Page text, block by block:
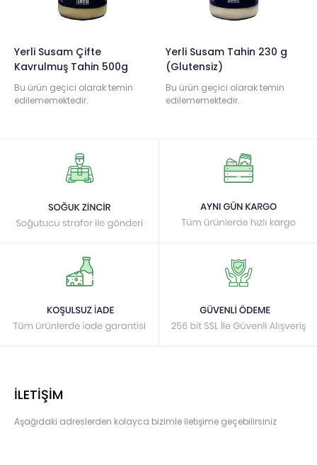
Yerli Susam Çifte
Kavrulmuş Tahin 500g
Bu ürün geçici olarak temin
edilememektedir.
Yerli Susam Tahin 230 g
(Glutensiz)
Bu ürün geçici olarak temin
edilememektedir.
İLETİŞİM
Aşağıdaki adreslerden kolayca bizimle iletişime geçebilirsiniz